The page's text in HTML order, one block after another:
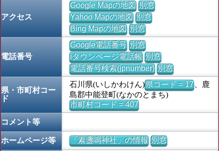
アクセス
Google Mapの地図 別窓
Yahoo Mapの地図 別窓
Bing Mapの地図 別窓
電話番号
Google電話番号 別窓
iタウンページ電話帳 別窓
電話番号検索(jpnumber) 別窓
県・市町村コー
ド
石川県(いしかわけん)県コード = 17、鹿
島郡中能登町(なかのとまち)
市町村コード = 407
コメント等
ホームページ等 「素盞鳴神社」の情報 別窓